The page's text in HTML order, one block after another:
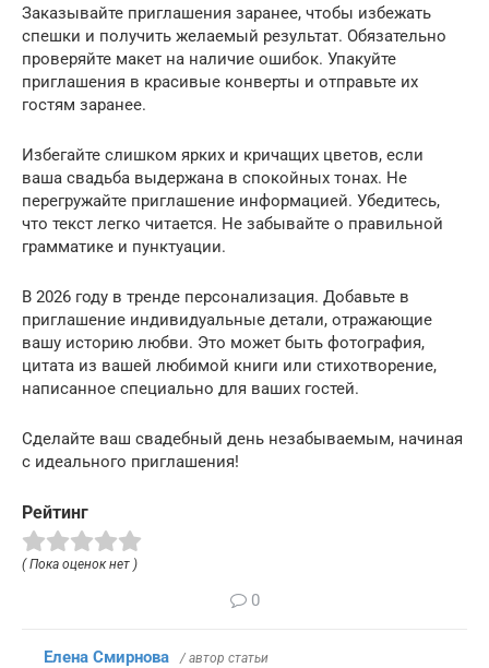
Заказывайте приглашения заранее, чтобы избежать
спешки и получить желаемый результат. Обязательно
проверяйте макет на наличие ошибок. Упакуйте
приглашения в красивые конверты и отправьте их
гостям заранее.
Избегайте слишком ярких и кричащих цветов, если
ваша свадьба выдержана в спокойных тонах. Не
перегружайте приглашение информацией. Убедитесь,
что текст легко читается. Не забывайте о правильной
грамматике и пунктуации.
В 2026 году в тренде персонализация. Добавьте в
приглашение индивидуальные детали, отражающие
вашу историю любви. Это может быть фотография,
цитата из вашей любимой книги или стихотворение,
написанное специально для ваших гостей.
Сделайте ваш свадебный день незабываемым, начиная
с идеального приглашения!
Рейтинг
( Пока оценок нет )
0
Елена Смирнова / автор статьи